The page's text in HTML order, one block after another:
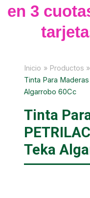
en 3
Inicio
Productos
Tinta Para
Algarrobo 60Cc
Tinta
Teka